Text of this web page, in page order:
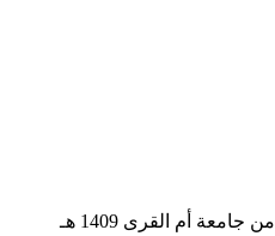
أم القرى 1409 هـ